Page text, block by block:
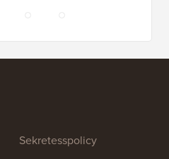
Sekretesspolicy